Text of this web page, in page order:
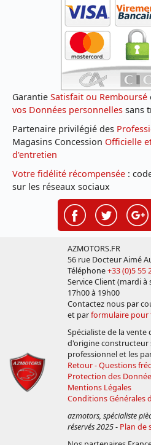
Garantie Satisfait ou Remboursé
vos Données personnelles sans
Partenaire privilégié des
Magasins Concession Officielle
d'entretien
Votre fidélité récompensée :
sur les réseaux sociaux
AZMOTORS.FR
56 rue Docteur Aimé
Téléphone+33 (0)5 55
Service Client (mardi à
17h00 à 19h00
Contactez nous par
et parformulaire pour
Spécialiste de la
d'origine
professionnel et les
Retour - Questions
Protection des
Mentions Légales
Conditions Générales
azmotors, spécialiste
réservés 2025- Plan de